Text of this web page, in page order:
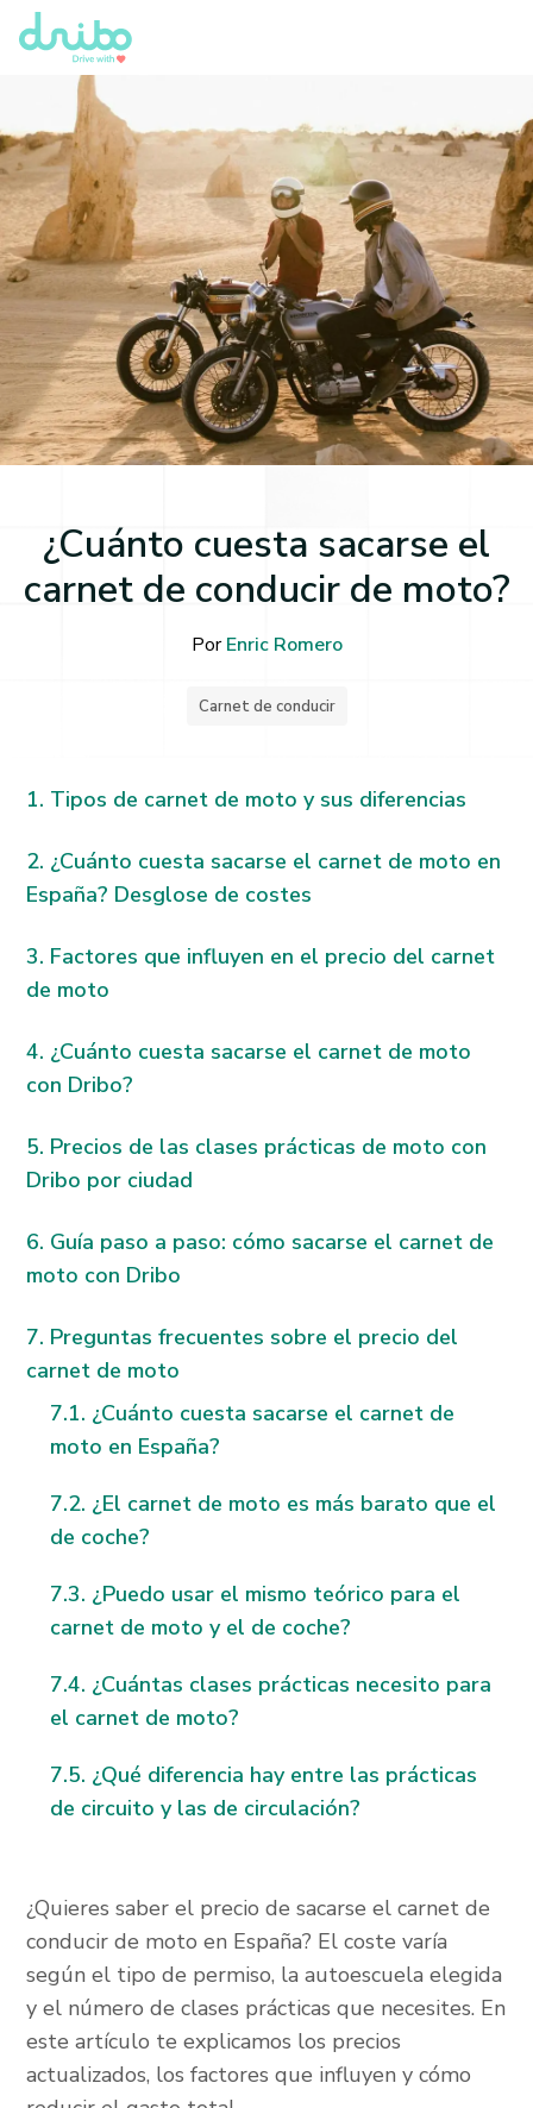
¿Cuánto cuesta sacarse el
carnet de conducir de moto?
Por Enric Romero
Carnet de conducir
Tipos de carnet de moto y sus diferencias
¿Cuánto cuesta sacarse el carnet de moto en
España? Desglose de costes
Factores que influyen en el precio del carnet
de moto
¿Cuánto cuesta sacarse el carnet de moto
con Dribo?
Precios de las clases prácticas de moto con
Dribo por ciudad
Guía paso a paso: cómo sacarse el carnet de
moto con Dribo
Preguntas frecuentes sobre el precio del
carnet de moto
¿Cuánto cuesta sacarse el carnet de
moto en España?
¿El carnet de moto es más barato que el
de coche?
¿Puedo usar el mismo teórico para el
carnet de moto y el de coche?
¿Cuántas clases prácticas necesito para
el carnet de moto?
¿Qué diferencia hay entre las prácticas
de circuito y las de circulación?
¿Quieres saber el precio de sacarse el carnet de
conducir de moto en España? El coste varía
según el tipo de permiso, la autoescuela elegida
y el número de clases prácticas que necesites. En
este artículo te explicamos los precios
actualizados, los factores que influyen y cómo